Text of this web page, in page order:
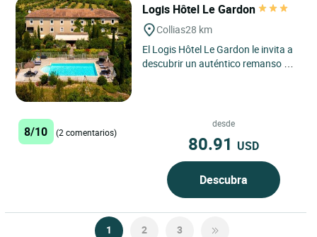
Logis Hôtel Le Gardon
Collias28 km
El Logis Hôtel Le Gardon le invita a
descubrir un auténtico remanso de
8/10 (2 comentarios)
desde
80.91 USD
Descubra
1 2 3